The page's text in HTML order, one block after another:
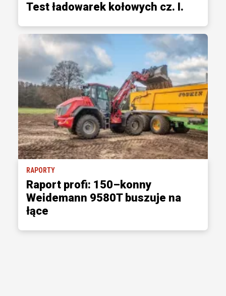
Test ładowarek kołowych cz. I.
RAPORTY
Raport profi: 150–konny
Weidemann 9580T buszuje na
łące